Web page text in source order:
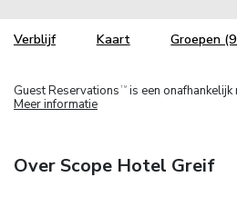
Verblijf Kaart Groepen
Guest Reservations TM is een
Meer informatie
Over Scope Hotel Greif